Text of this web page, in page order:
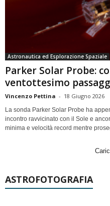
Astronautica ed Esplorazione Spaziale
Parker Solar Probe:
ventottesimo
Vincenzo Pettina - 18 Giugno 2026
La sonda Parker Solar Probe ha
incontro ravvicinato con il Sole e
minima e velocità record mentre
ASTROFOTOGRAFIA